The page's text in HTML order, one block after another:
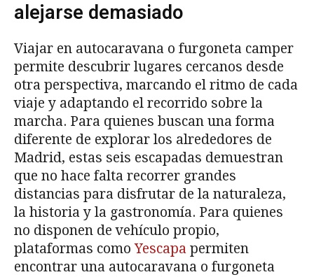
alejarse demasiado
Viajar en autocaravana o furgoneta camper
permite descubrir lugares cercanos desde
otra perspectiva, marcando el ritmo de cada
viaje y adaptando el recorrido sobre la
marcha. Para quienes buscan una forma
diferente de explorar los alrededores de
Madrid, estas seis escapadas demuestran
que no hace falta recorrer grandes
distancias para disfrutar de la naturaleza,
la historia y la gastronomía. Para quienes
no disponen de vehículo propio,
plataformas comoYescapa permiten
encontrar una autocaravana o furgoneta